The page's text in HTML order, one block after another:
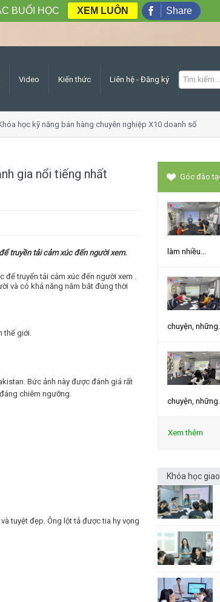
Video Kiến thức Liên hệ - Đăng ký
học kỹ năng bán hàng chuyên nghiệp X10 doanh số
gia nổi tiếng nhất
truyền tải cảm xúc đến người xem.
để truyển tải cảm xúc đến người xem .
và có khả năng nắm bắt đúng thời
thế giới.
Bức ảnh này được đánh giá rất
chiêm ngưỡng.
tuyệt đẹp. Ông lột tả được tia hy vọng
Góc đào
làm nhiều...
chuyện,
chuyện,
Xem thêm
Khóa học
BUỔI HỌC XEM LUÔN Share